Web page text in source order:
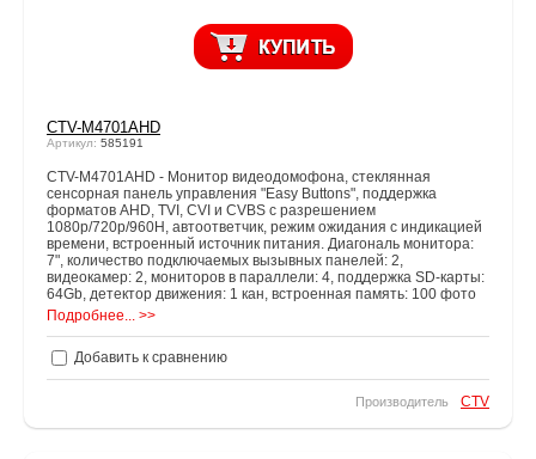
CTV-M4701AHD
Артикул: 585191
CTV-M4701AHD - Монитор видеодомофона, стеклянная
сенсорная панель управления "Easy Buttons", поддержка
форматов AHD, TVI, CVI и CVBS с разрешением
1080p/720p/960H, автоответчик, режим ожидания с индикацией
времени, встроенный источник питания. Диагональ монитора:
7", количество подключаемых вызывных панелей: 2,
видеокамер: 2, мониторов в параллели: 4, поддержка SD-карты:
64Gb, детектор движения: 1 кан, встроенная память: 100 фото
Подробнее... >>
Добавить к сравнению
Производитель CTV